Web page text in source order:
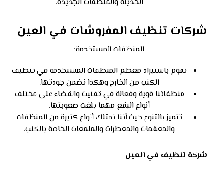
الحديثة والمنظفات الجديدة.
شركات تنظيف المفروشات في العين
المنظفات المستخدمة:
نقوم باستيراد معظم المنظفات المستخدمة في تنظيف
الكنب من الخارج وهكذا نضمن جودتها.
منظفاتنا قوية وفعالة في تفتيت والقضاء على مختلف
أنواع البقع مهما بلغت صعوبتها.
تتميز بالتنوع حيث أننا نمتلك أنواع كثيرة من المنظفات
والمعقمات والمعطرات والملمعات الخاصة بالكنب.
شركة تنظيف في العين